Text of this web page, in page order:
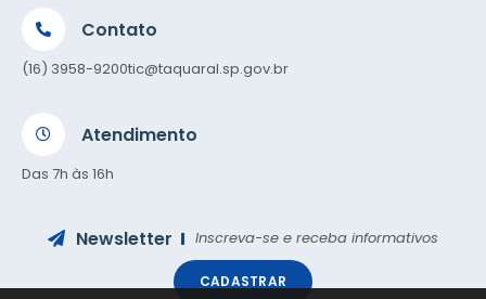
Contato
(16) 3958-9200tic@taquaral.sp.gov.br
Atendimento
Das 7h às 16h
Newsletter Inscreva-se e receba informativos
CADASTRAR